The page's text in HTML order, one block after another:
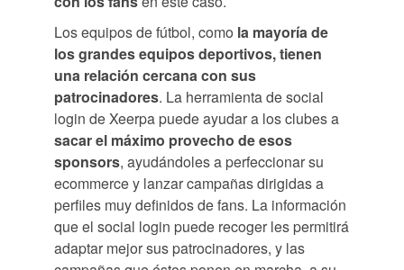
Los equipos de fútbol, como la mayoría de
los grandes equipos deportivos, tienen
una relación cercana con sus
patrocinadores. La herramienta de social
login de Xeerpa puede ayudar a los clubes a
sacar el máximo provecho de esos
sponsors, ayudándoles a perfeccionar su
ecommerce y lanzar campañas dirigidas a
perfiles muy definidos de fans. La información
que el social login puede recoger les permitirá
adaptar mejor sus patrocinadores, y las